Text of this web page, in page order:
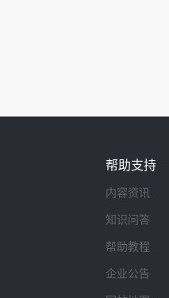
帮助支持
内容资讯
知识问答
帮助教程
企业公告